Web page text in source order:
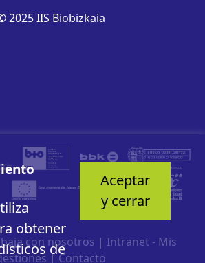
2025 IIS Biobizkaia
obtener
de
Aceptar
y cerrar
con nosotros | Intranet - Mis
|Contacto